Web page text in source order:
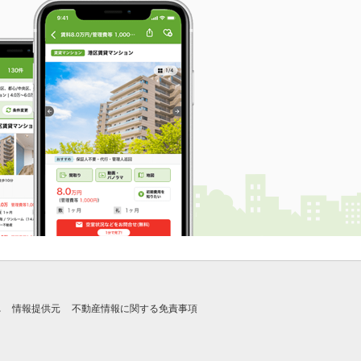
情報提供元 不動産情報に関する免責事項